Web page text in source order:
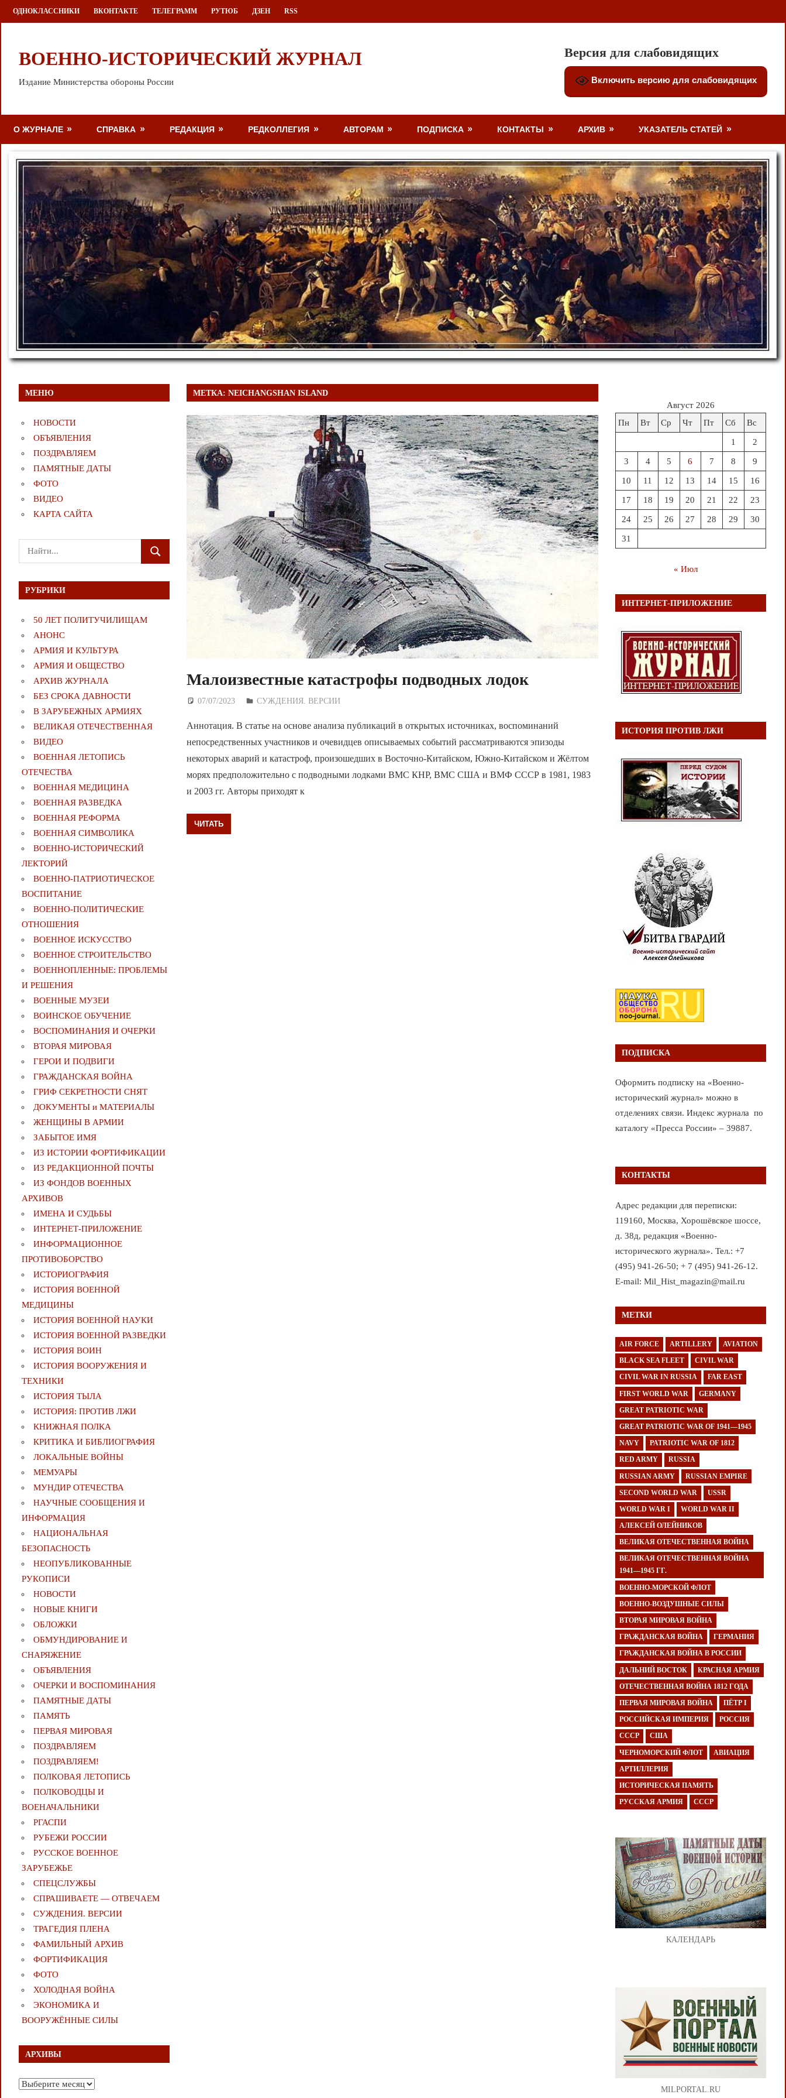
Перейти
к
ОДНОКЛАССНИКИ ВКОНТАКТЕ ТЕЛЕГРАММ РУТЮБ ДЗЕН RSS
ВОЕННО-ИСТОРИЧЕСКИЙ ЖУРНАЛ
Издание Министерства обороны России
Версия для слабовидящих
Включить версию для слабовидящих
О ЖУРНАЛЕ СПРАВКА РЕДАКЦИЯ РЕДКОЛЛЕГИЯ АВТОРАМ ПОДПИСКА КОНТАКТЫ АРХИВ УКАЗАТЕЛЬ СТАТЕЙ
МЕТКА:NEICHANGSHAN ISLAND
Малоизвестные катастрофы подводных лодок
07/07/2023 Дежурный по Редакции
СУЖДЕНИЯ. ВЕРСИИ
Аннотация. В статье на основе анализа публикаций в открытых источниках, воспоминаний
непосредственных участников и очевидцев описываемых событий рассматриваются эпизоды
некоторых аварий и катастроф, произошедших в Восточно-Китайском, Южно-Китайском и Жёлтом
морях предположительно с подводными лодками ВМС КНР, ВМС США и ВМФ СССР в 1981, 1983
и 2003 гг. Авторы приходят к
ЧИТАТЬ
МЕНЮ
НОВОСТИ
ОБЪЯВЛЕНИЯ
ПОЗДРАВЛЯЕМ
ПАМЯТНЫЕ ДАТЫ
ФОТО
ВИДЕО
КАРТА САЙТА
Поиск
для:
ПОИСК
РУБРИКИ
50 ЛЕТ ПОЛИТУЧИЛИЩАМ
АНОНС
АРМИЯ И КУЛЬТУРА
АРМИЯ И ОБЩЕСТВО
АРХИВ ЖУРНАЛА
БЕЗ СРОКА ДАВНОСТИ
В ЗАРУБЕЖНЫХ АРМИЯХ
ВЕЛИКАЯ ОТЕЧЕСТВЕННАЯ
ВИДЕО
ВОЕННАЯ ЛЕТОПИСЬ
ОТЕЧЕСТВА
ВОЕННАЯ МЕДИЦИНА
ВОЕННАЯ РАЗВЕДКА
ВОЕННАЯ РЕФОРМА
ВОЕННАЯ СИМВОЛИКА
ВОЕННО-ИСТОРИЧЕСКИЙ
ЛЕКТОРИЙ
ВОЕННО-ПАТРИОТИЧЕСКОЕ
ВОСПИТАНИЕ
ВОЕННО-ПОЛИТИЧЕСКИE
ОТНОШЕНИЯ
ВОЕННОЕ ИСКУССТВО
ВОЕННОЕ СТРОИТЕЛЬСТВО
ВОЕННОПЛЕННЫЕ: ПРОБЛЕМЫ
И РЕШЕНИЯ
ВОЕННЫЕ МУЗЕИ
ВОИНСКОЕ ОБУЧЕНИЕ
ВОСПОМИНАНИЯ И ОЧЕРКИ
ВТОРАЯ МИРОВАЯ
ГЕРОИ И ПОДВИГИ
ГРАЖДАНСКАЯ ВОЙНА
ГРИФ СЕКРЕТНОСТИ СНЯТ
ДОКУМЕНТЫ и МАТЕРИАЛЫ
ЖЕНЩИНЫ В АРМИИ
ЗАБЫТОЕ ИМЯ
ИЗ ИСТОРИИ ФОРТИФИКАЦИИ
ИЗ РЕДАКЦИОННОЙ ПОЧТЫ
ИЗ ФОНДОВ ВОЕННЫХ
АРХИВОВ
ИМЕНА И СУДЬБЫ
ИНТЕРНЕТ-ПРИЛОЖЕНИЕ
ИНФОРМАЦИОННОЕ
ПРОТИВОБОРСТВО
ИСТОРИОГРАФИЯ
ИСТОРИЯ ВОЕННОЙ
МЕДИЦИНЫ
ИСТОРИЯ ВОЕННОЙ НАУКИ
ИСТОРИЯ ВОЕННОЙ РАЗВЕДКИ
ИСТОРИЯ ВОИН
ИСТОРИЯ ВООРУЖЕНИЯ И
ТЕХНИКИ
ИСТОРИЯ ТЫЛА
ИСТОРИЯ: ПРОТИВ ЛЖИ
КНИЖНАЯ ПОЛКА
КРИТИКА И БИБЛИОГРАФИЯ
ЛОКАЛЬНЫЕ ВОЙНЫ
МЕМУАРЫ
МУНДИР ОТЕЧЕСТВА
НАУЧНЫЕ СООБЩЕНИЯ И
ИНФОРМАЦИЯ
НАЦИОНАЛЬНАЯ
БЕЗОПАСНОСТЬ
НЕОПУБЛИКОВАННЫЕ
РУКОПИСИ
НОВОСТИ
НОВЫЕ КНИГИ
ОБЛОЖКИ
ОБМУНДИРОВАНИЕ И
СНАРЯЖЕНИЕ
ОБЪЯВЛЕНИЯ
ОЧЕРКИ И ВОСПОМИНАНИЯ
ПАМЯТНЫЕ ДАТЫ
ПАМЯТЬ
ПЕРВАЯ МИРОВАЯ
ПОЗДРАВЛЯЕМ
ПОЗДРАВЛЯЕМ!
ПОЛКОВАЯ ЛЕТОПИСЬ
ПОЛКОВОДЦЫ И
ВОЕНАЧАЛЬНИКИ
РГАСПИ
РУБЕЖИ РОССИИ
РУССКОЕ ВОЕННОЕ
ЗАРУБЕЖЬЕ
СПЕЦСЛУЖБЫ
СПРАШИВАЕТЕ — ОТВЕЧАЕМ
СУЖДЕНИЯ. ВЕРСИИ
ТРАГЕДИЯ ПЛЕНА
ФАМИЛЬНЫЙ АРХИВ
ФОРТИФИКАЦИЯ
ФОТО
ХОЛОДНАЯ ВОЙНА
ЭКОНОМИКА И
ВООРУЖЁННЫЕ СИЛЫ
АРХИВЫ
Архивы
Август 2026
Пн
Вт Ср Чт Пт Сб Вс
1 2
3 4 5 6 7 8 9
10 11 12 13 14 15 16
17 18 19 20 21 22 23
24 25 26 27 28 29 30
31
« Июл
ИНТЕРНЕТ-ПРИЛОЖЕНИЕ
ИСТОРИЯ ПРОТИВ ЛЖИ
ПОДПИСКА
Оформить подписку на «Военно-
исторический журнал» можно в
отделениях связи. Индекс журнала по
каталогу «Пресса России» – 39887.
КОНТАКТЫ
Адрес редакции для переписки:
119160, Москва, Хорошёвское шоссе,
д. 38д, редакция «Военно-
исторического журнала». Тел.: +7
(495) 941-26-50; + 7 (495) 941-26-12.
E-mail: Mil_Hist_magazin@mail.ru
МЕТКИ
AIR FORCE ARTILLERY AVIATION
BLACK SEA FLEET CIVIL WAR
CIVIL WAR IN RUSSIA FAR EAST
FIRST WORLD WAR GERMANY
GREAT PATRIOTIC WAR
GREAT PATRIOTIC WAR OF 1941—1945
NAVY PATRIOTIC WAR OF 1812
RED ARMY RUSSIA
RUSSIAN ARMY RUSSIAN EMPIRE
SECOND WORLD WAR USSR
WORLD WAR I WORLD WAR II
АЛЕКСЕЙ ОЛЕЙНИКОВ
ВЕЛИКАЯ ОТЕЧЕСТВЕННАЯ ВОЙНА
ВЕЛИКАЯ ОТЕЧЕСТВЕННАЯ ВОЙНА
1941—1945 ГГ.
ВОЕННО-МОРСКОЙ ФЛОТ
ВОЕННО-ВОЗДУШНЫЕ СИЛЫ
ВТОРАЯ МИРОВАЯ ВОЙНА
ГРАЖДАНСКАЯ ВОЙНА ГЕРМАНИЯ
ГРАЖДАНСКАЯ ВОЙНА В РОССИИ
ДАЛЬНИЙ ВОСТОК КРАСНАЯ АРМИЯ
ОТЕЧЕСТВЕННАЯ ВОЙНА 1812 ГОДА
ПЕРВАЯ МИРОВАЯ ВОЙНА ПЁТР I
РОССИЙСКАЯ ИМПЕРИЯ РОССИЯ
СССР США
ЧЕРНОМОРСКИЙ ФЛОТ АВИАЦИЯ
АРТИЛЛЕРИЯ
ИСТОРИЧЕСКАЯ ПАМЯТЬ
РУССКАЯ АРМИЯ СССР
КАЛЕНДАРЬ
MILPORTAL.RU